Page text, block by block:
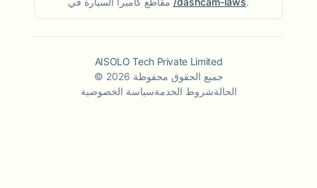
AISOLO Tech Private Limited
© 2026 جميع الحقوق محفوظة
سياسة الخصوصيةشروط الخدمةالحالة